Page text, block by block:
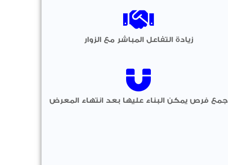
زيادة التفاعل المباشر مع الزوار
جمع فرص يمكن البناء عليها بعد انتهاء المعرض